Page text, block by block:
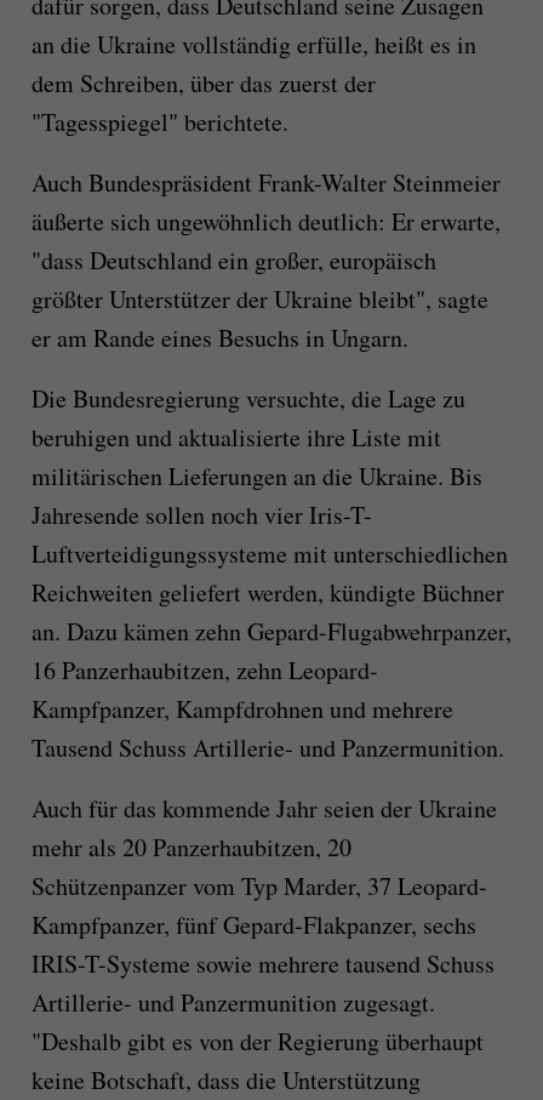
an die Ukraine vollständig erfülle, heißt es in
dem Schreiben, über das zuerst der
"Tagesspiegel" berichtete.
Auch Bundespräsident Frank-Walter Steinmeier
äußerte sich ungewöhnlich deutlich: Er erwarte,
"dass Deutschland ein großer, europäisch
größter Unterstützer der Ukraine bleibt", sagte
er am Rande eines Besuchs in Ungarn.
Die Bundesregierung versuchte, die Lage zu
beruhigen und aktualisierte ihre Liste mit
militärischen Lieferungen an die Ukraine. Bis
Jahresende sollen noch vier Iris-T-
Luftverteidigungssysteme mit unterschiedlichen
Reichweiten geliefert werden, kündigte Büchner
an. Dazu kämen zehn Gepard-Flugabwehrpanzer,
16 Panzerhaubitzen, zehn Leopard-
Kampfpanzer, Kampfdrohnen und mehrere
Tausend Schuss Artillerie- und Panzermunition.
Auch für das kommende Jahr seien der Ukraine
mehr als 20 Panzerhaubitzen, 20
Schützenpanzer vom Typ Marder, 37 Leopard-
Kampfpanzer, fünf Gepard-Flakpanzer, sechs
IRIS-T-Systeme sowie mehrere tausend Schuss
Artillerie- und Panzermunition zugesagt.
"Deshalb gibt es von der Regierung überhaupt
keine Botschaft, dass die Unterstützung